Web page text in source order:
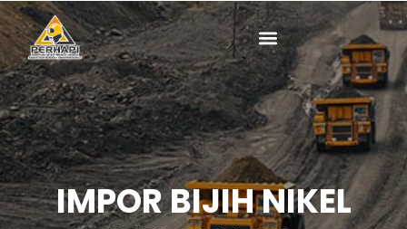
Lewati
ke
konten
IMPOR BIJIH NIKEL